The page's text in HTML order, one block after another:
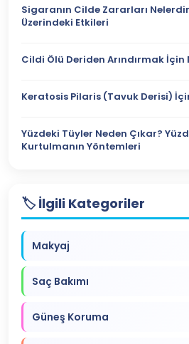
Sigaranın Cilde Zararları
Üzerindeki Etkileri
Cildi Ölü Deriden Arındırmak İçin
Keratosis Pilaris (Tavuk Derisi)
Yüzdeki Tüyler Neden Çıkar?
Kurtulmanın Yöntemleri
🏷️ İlgili Kategoriler
Makyaj
Saç Bakımı
Güneş Koruma